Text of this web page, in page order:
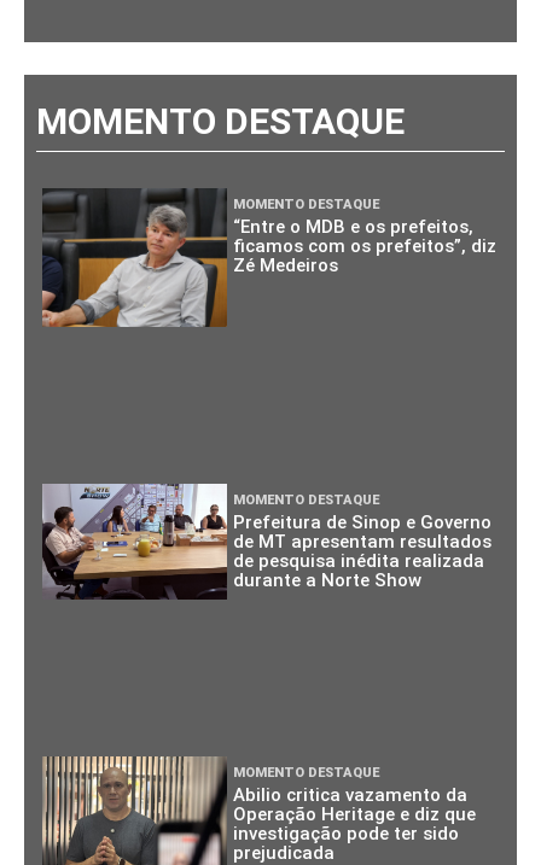
MOMENTO DESTAQUE
MOMENTO DESTAQUE
“Entre o MDB e os prefeitos,
ficamos com os prefeitos”, diz
Zé Medeiros
MOMENTO DESTAQUE
Prefeitura de Sinop e Governo
de MT apresentam resultados
de pesquisa inédita realizada
durante a Norte Show
MOMENTO DESTAQUE
Abilio critica vazamento da
Operação Heritage e diz que
investigação pode ter sido
prejudicada